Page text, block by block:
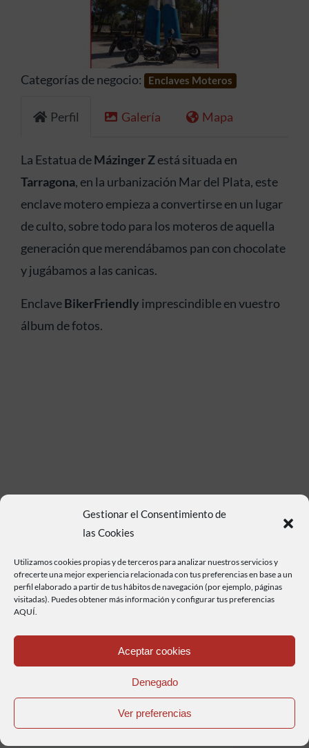
Gestionar el Consentimiento de
las Cookies
Utilizamos cookies propias y de terceros para analizar nuestros servicios y
ofrecerte una mejor experiencia relacionada con tus preferencias en base a un
perfil elaborado a partir de tus hábitos de navegación (por ejemplo, páginas
visitadas). Puedes obtener más información y configurar tus preferencias
AQUÍ.
Aceptar cookies
Denegado
Ver preferencias
Categorías de negocio: Enclaves Moteros
Perfil Galería Mapa
La Estatua deMázinger Zestá situada en
Tarragona, en la urbanización Mar del Plata, este
enclave motero empieza a convertirse en un lugar
de culto, sobre todo para los moteros de aquella
generación que merendábamos pan con chocolate
y jugábamos a las canicas.
EnclaveBikerFriendly imprescindible en vuestro
álbum de fotos.
Haz clic para aceptar cookies de marketing y
permitir este contenido